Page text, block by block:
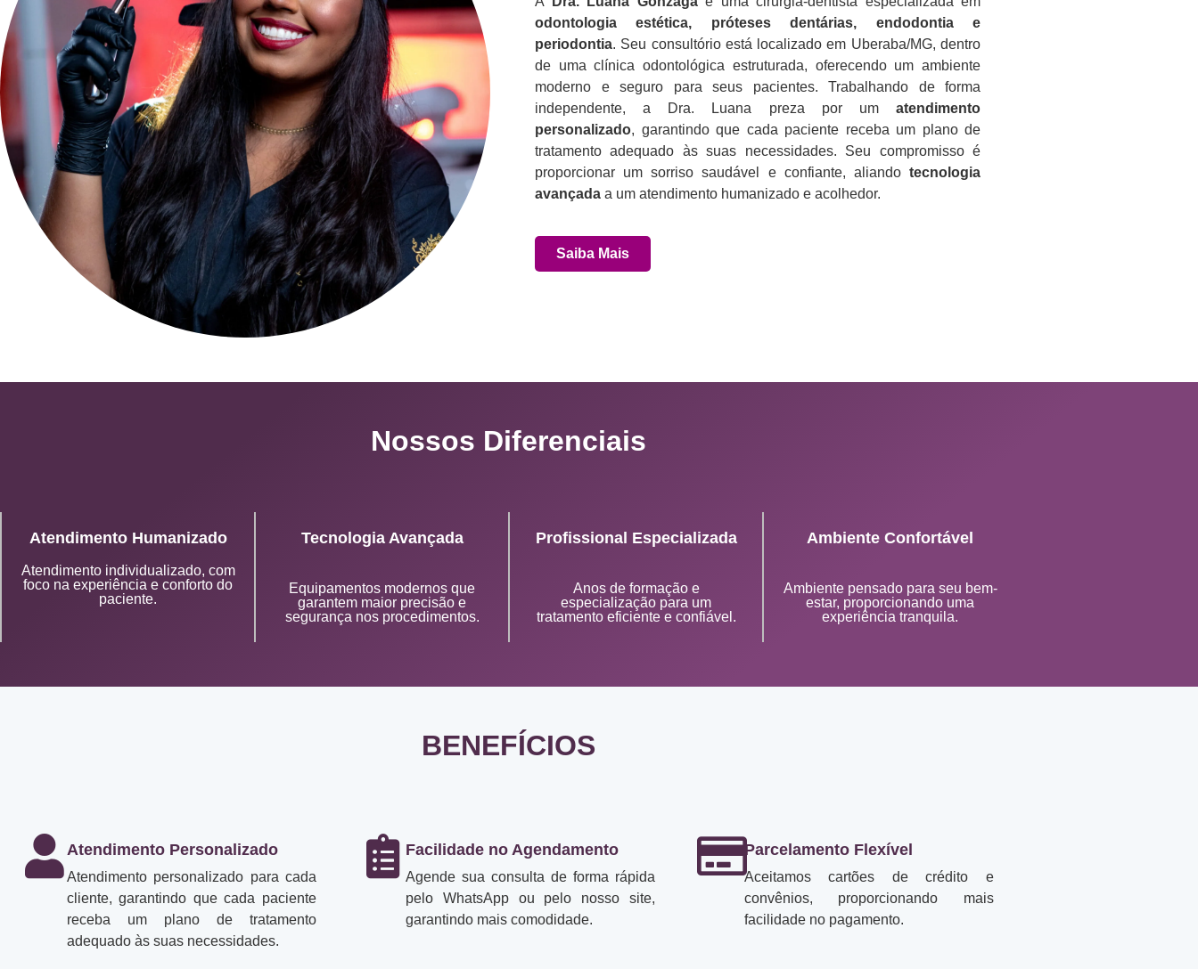
odontologia estética, próteses dentárias, endodontia e
periodontia. Seu consultório está localizado em Uberaba/MG, dentro
de uma clínica odontológica estruturada, oferecendo um ambiente
moderno e seguro para seus pacientes. Trabalhando de forma
independente, a Dra. Luana preza por um atendimento
personalizado, garantindo que cada paciente receba um plano de
tratamento adequado às suas necessidades. Seu compromisso é
proporcionar um sorriso saudável e confiante, aliando tecnologia
avançada a um atendimento humanizado e acolhedor.
Saiba Mais
Nossos Diferenciais
Atendimento Humanizado
Atendimento individualizado, com
foco na experiência e conforto do
paciente.
Tecnologia Avançada
Equipamentos modernos que
garantem maior precisão e
segurança nos procedimentos.
Profissional Especializada
Anos de formação e
especialização para um
tratamento eficiente e confiável.
Ambiente Confortável
Ambiente pensado para seu bem-
estar, proporcionando uma
experiência tranquila.
BENEFÍCIOS
Atendimento Personalizado
Atendimento personalizado para cada
cliente, garantindo que cada paciente
receba um plano de tratamento
adequado às suas necessidades.
Facilidade no Agendamento
Agende sua consulta de forma rápida
pelo WhatsApp ou pelo nosso site,
garantindo mais comodidade.
Parcelamento Flexível
Aceitamos cartões de crédito e
convênios, proporcionando mais
facilidade no pagamento.